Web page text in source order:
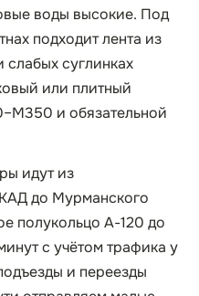
воды высокие. Под
подходит лента из
суглинках
или плитный
и обязательной
идут из
до Мурманского
полукольцо А-120 до
с учётом трафика у
и переезды